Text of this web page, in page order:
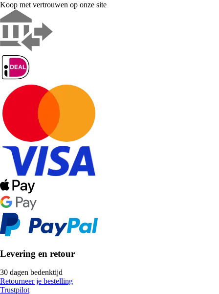
Koop met vertrouwen op onze site
Levering en retour
30 dagen bedenktijd
Retourneer je bestelling
Trustpilot